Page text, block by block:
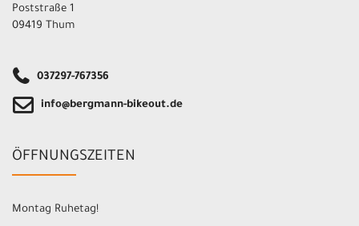
Poststraße 1
09419 Thum
037297-767356
info@bergmann-bikeout.de
ÖFFNUNGSZEITEN
Montag Ruhetag!